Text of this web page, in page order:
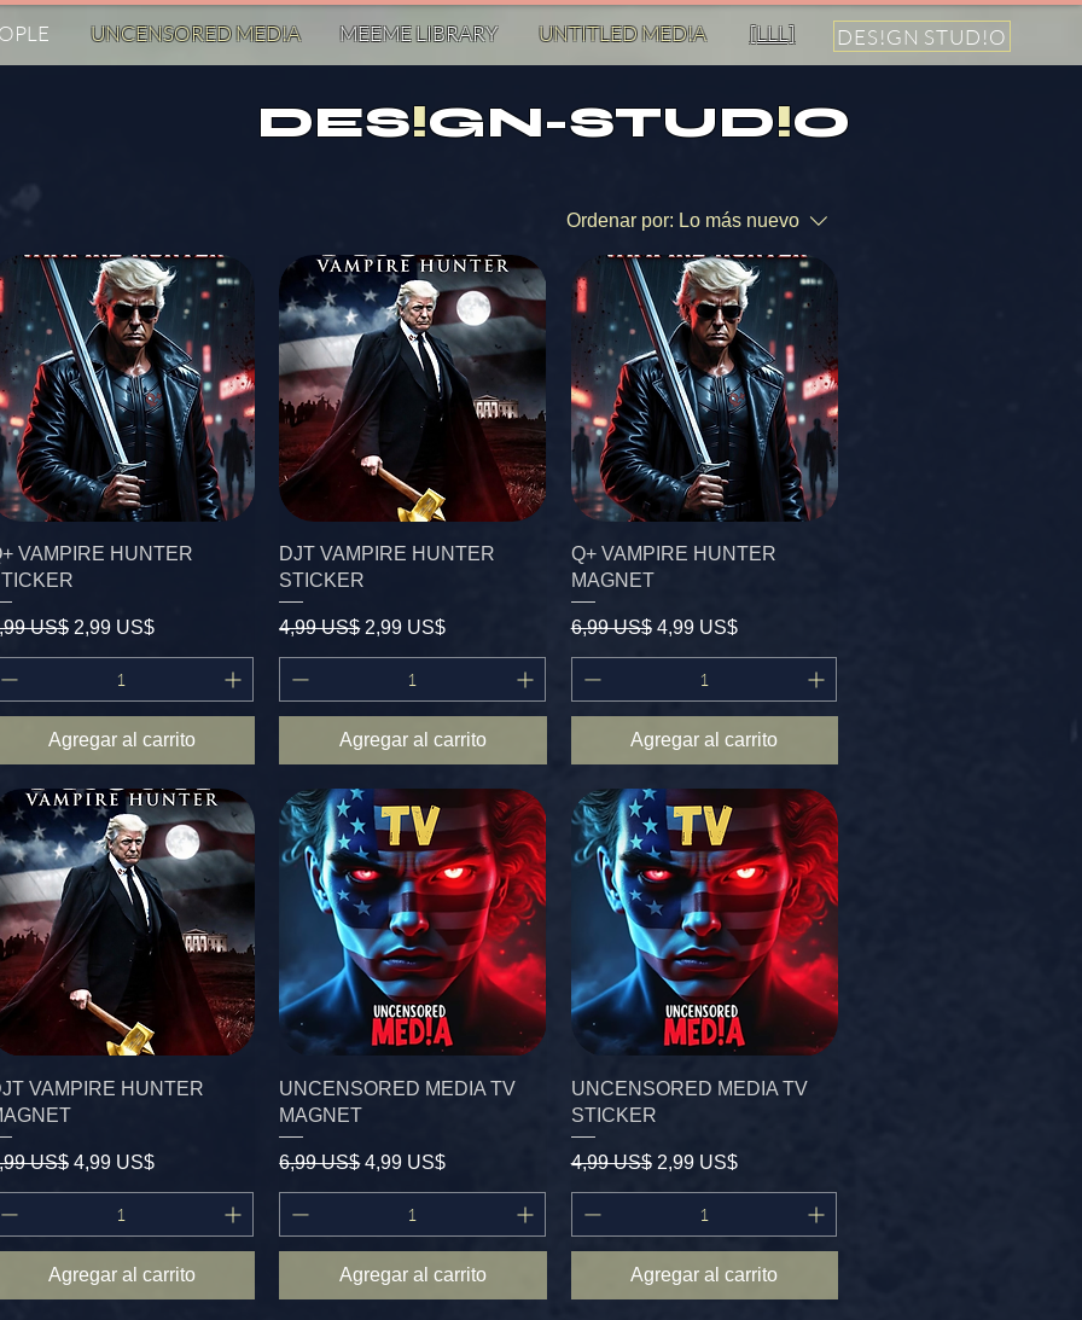
UNCENSORED MED!A MEEME LIBRARY UNTITLED MED!A [LLL] DES!GN STUD!O
DES!GN-STUD!O
Ordenar por: Lo más nuevo
VAMPIRE HUNTER
US$ Precio de oferta
2,99 US$
Agregar al carrito
DJT VAMPIRE HUNTER
STICKER
Precio
4,99 US$ Precio de oferta
2,99 US$
Agregar al carrito
Q+ VAMPIRE HUNTER
MAGNET
Precio
6,99 US$ Precio de oferta
4,99 US$
Agregar al carrito
VAMPIRE HUNTER
US$ Precio de oferta
4,99 US$
Agregar al carrito
UNCENSORED MEDIA TV
MAGNET
Precio
6,99 US$ Precio de oferta
4,99 US$
Agregar al carrito
UNCENSORED MEDIA TV
STICKER
Precio
4,99 US$ Precio de oferta
2,99 US$
Agregar al carrito